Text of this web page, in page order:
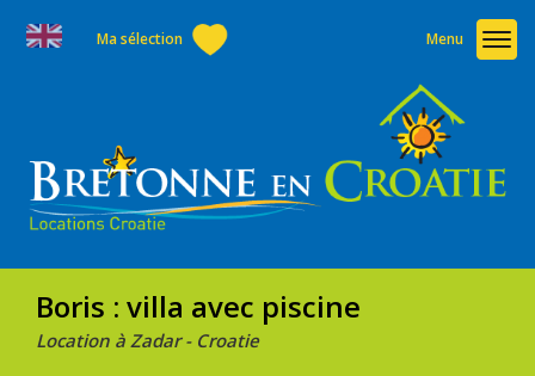
Ma sélection Menu
Boris : villa avec piscine
Location à Zadar - Croatie